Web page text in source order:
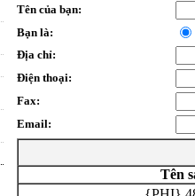
Tên của bạn:
Bạn là:
Địa chỉ:
Điện thoại:
Fax:
Email:
Tên